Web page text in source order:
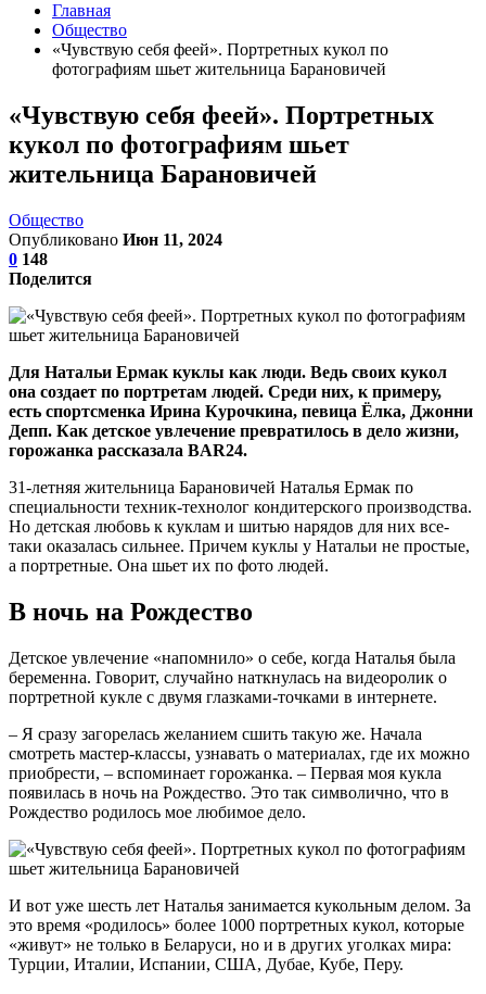
Главная
Общество
«Чувствую себя феей». Портретных кукол по
фотографиям шьет жительница Барановичей
«Чувствую себя феей». Портретных
кукол по фотографиям шьет
жительница Барановичей
Общество
Опубликовано Июн 11, 2024
0 148
Поделится
Для Натальи Ермак куклы как люди. Ведь своих кукол
она создает по портретам людей. Среди них, к примеру,
есть спортсменка Ирина Курочкина, певица Ёлка, Джонни
Депп. Как детское увлечение превратилось в дело жизни,
горожанка рассказала BAR24.
31-летняя жительница Барановичей Наталья Ермак по
специальности техник-технолог кондитерского производства.
Но детская любовь к куклам и шитью нарядов для них все-
таки оказалась сильнее. Причем куклы у Натальи не простые,
а портретные. Она шьет их по фото людей.
В ночь на Рождество
Детское увлечение «напомнило» о себе, когда Наталья была
беременна. Говорит, случайно наткнулась на видеоролик о
портретной кукле с двумя глазками-точками в интернете.
– Я сразу загорелась желанием сшить такую же. Начала
смотреть мастер-классы, узнавать о материалах, где их можно
приобрести, – вспоминает горожанка. – Первая моя кукла
появилась в ночь на Рождество. Это так символично, что в
Рождество родилось мое любимое дело.
И вот уже шесть лет Наталья занимается кукольным делом. За
это время «родилось» более 1000 портретных кукол, которые
«живут» не только в Беларуси, но и в других уголках мира:
Турции, Италии, Испании, США, Дубае, Кубе, Перу.